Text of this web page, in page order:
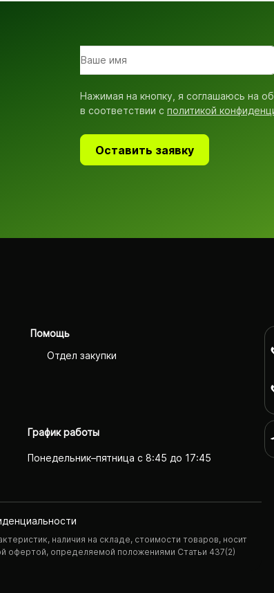
Нажимая на кнопку, я соглашаюсь на
в соответствии с политикой
Оставить заявку
Помощь
Отдел закупки
График работы
Понедельник–пятница с 8:45 до 17:45
наличия на складе, стоимости товаров, носит
офертой, определяемой положениями Статьи 437(2)